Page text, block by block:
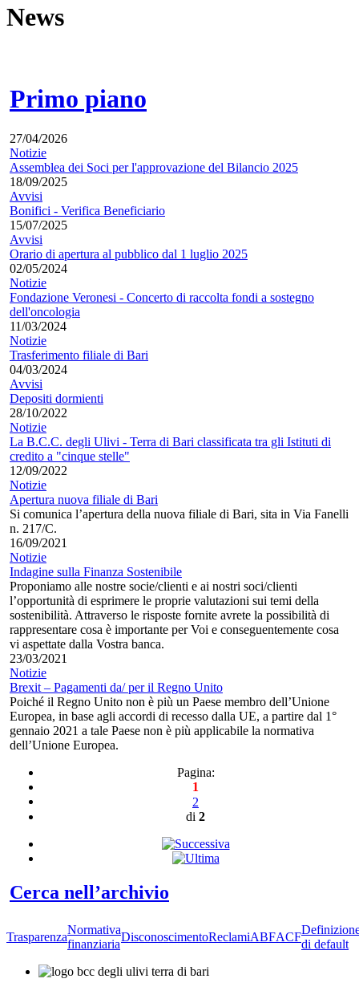
News
Primo piano
27/04/2026
Notizie
Assemblea dei Soci per l'approvazione del Bilancio 2025
18/09/2025
Avvisi
Bonifici - Verifica Beneficiario
15/07/2025
Avvisi
Orario di apertura al pubblico dal 1 luglio 2025
02/05/2024
Notizie
Fondazione Veronesi - Concerto di raccolta fondi a sostegno
dell'oncologia
11/03/2024
Notizie
Trasferimento filiale di Bari
04/03/2024
Avvisi
Depositi dormienti
28/10/2022
Notizie
La B.C.C. degli Ulivi - Terra di Bari classificata tra gli Istituti di
credito a "cinque stelle"
12/09/2022
Notizie
Apertura nuova filiale di Bari
Si comunica l’apertura della nuova filiale di Bari, sita in Via Fanelli
n. 217/C.
16/09/2021
Notizie
Indagine sulla Finanza Sostenibile
Proponiamo alle nostre socie/clienti e ai nostri soci/clienti
l’opportunità di esprimere le proprie valutazioni sui temi della
sostenibilità. Attraverso le risposte fornite avrete la possibilità di
rappresentare cosa è importante per Voi e conseguentemente cosa
vi aspettate dalla Vostra banca.
23/03/2021
Notizie
Brexit – Pagamenti da/ per il Regno Unito
Poiché il Regno Unito non è più un Paese membro dell’Unione
Europea, in base agli accordi di recesso dalla UE, a partire dal 1°
gennaio 2021 a tale Paese non è più applicabile la normativa
dell’Unione Europea.
Pagina:
1
2
di 2
Cerca nell’archivio
Trasparenza
Normativa
finanziaria
DisconoscimentoReclamiABFACF
di default